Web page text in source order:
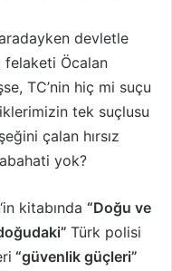
devletle
felaketi Öcalan
TC’nin hiç mi suçu
tek suçlusu
çalan hırsız
yok?
kitabında “Doğu ve
Türk polisi
“güvenlik güçleri”